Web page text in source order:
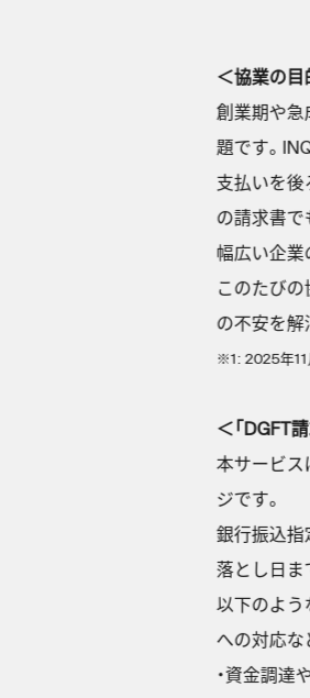
＜協業の目
創業期や急
題です。
支払いを後
の請求書で
幅広い企業
このたびの
の不安を解
※1: 2025年11
＜「DGFT
本サービス
ジです。
銀行振込指
落とし日ま
以下のよう
への対応な
・資金調達